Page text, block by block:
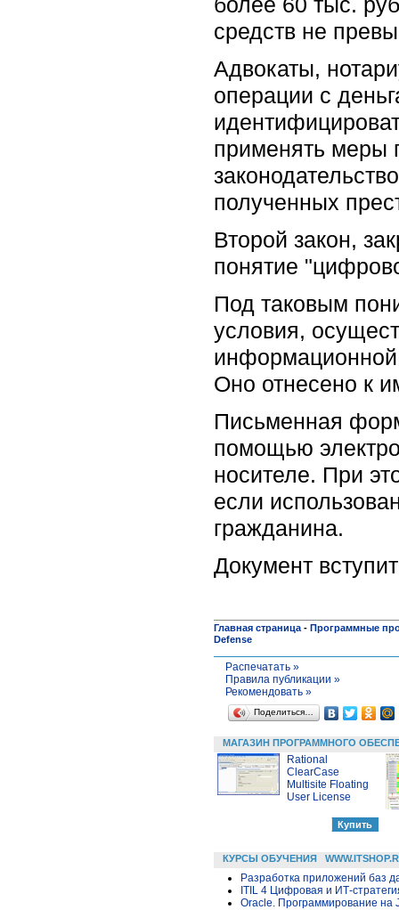
средств не
Адвокаты,
операции с
применять меры
полученных
Второй закон,
понятие
Под таковым
условия,
Оно отнесено к
Письменная
помощью
носителе. При
если
гражданина.
Документ
Главная страница - Программные
Defense
Распечатать »
Правила публикации »
Рекомендовать »
Поделиться…
МАГАЗИН ПРОГРАММНОГО
Rational
ClearCase
Multisite Floating
User License
КУРСЫ ОБУЧЕНИЯ
Разработка приложений баз
ITIL 4 Цифровая и ИТ-
Oracle. Программирование на